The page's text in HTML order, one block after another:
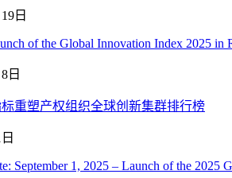
日
of the Global Innovation Index 2025 in
日
重塑产权组织全球创新集群排行榜
September 1, 2025 – Launch of the 2025